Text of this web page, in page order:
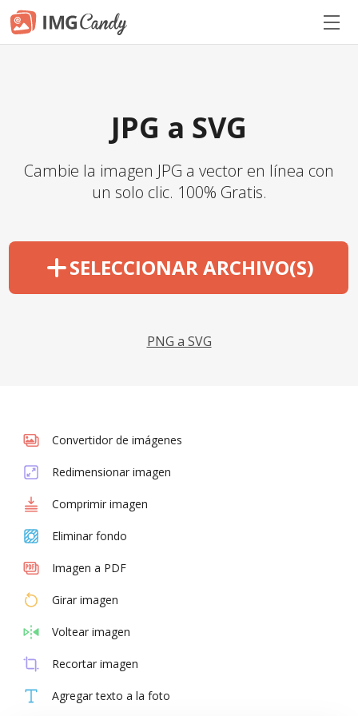
JPG a SVG
Cambie la imagen JPG a vector en línea con
un solo clic. 100% Gratis.
SELECCIONAR ARCHIVO(S)
PNG a SVG
Convertidor de imágenes
Redimensionar imagen
Comprimir imagen
Eliminar fondo
Imagen a PDF
Girar imagen
Voltear imagen
Recortar imagen
Agregar texto a la foto